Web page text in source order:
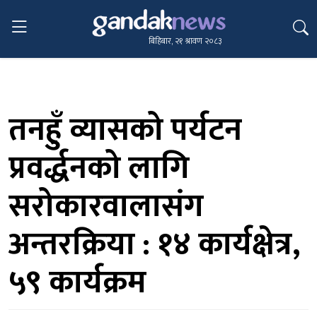
बिहिबार, २१ श्रावण २०८३
तनहुँ व्यासको पर्यटन
प्रवर्द्धनको लागि
सरोकारवालासंग
अन्तरक्रिया : १४ कार्यक्षेत्र,
५९ कार्यक्रम